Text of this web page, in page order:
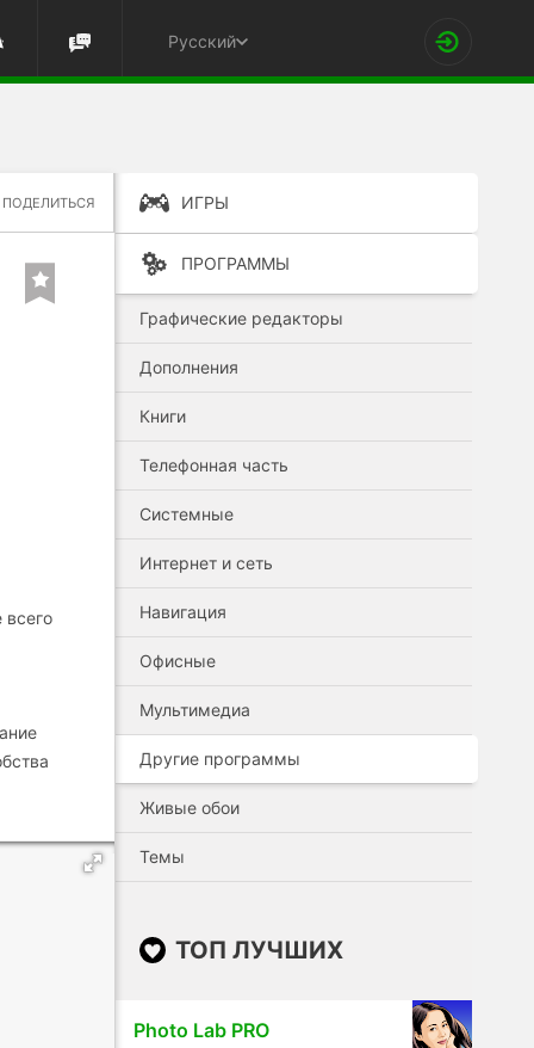
Русский
ПОДЕЛИТЬСЯ ИГРЫ
ПРОГРАММЫ
Графические редакторы
Дополнения
Книги
Телефонная часть
Системные
Интернет и сеть
Навигация
Офисные
Мультимедиа
Другие программы
Живые обои
Темы
ТОП ЛУЧШИХ
Photo Lab PRO